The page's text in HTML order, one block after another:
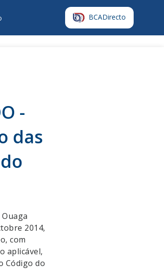
BCADirecto
-
das
2014,
com
aplicável,
Código do